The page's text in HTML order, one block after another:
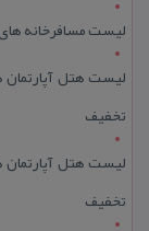
لیست مسافرخانه های
تخفیف
تخفیف